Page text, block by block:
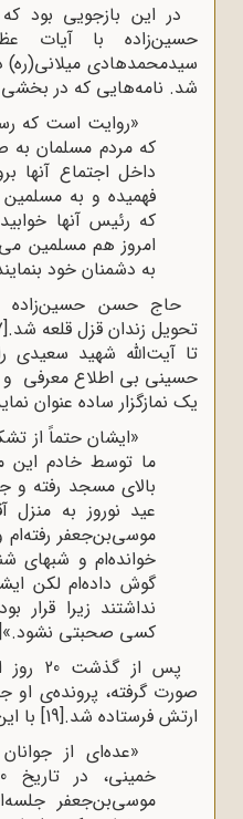
در این بازجویی بود
حسین‌زاده با آیات
شد. نامه‌هایی که در بخشی
«روایت است که
که مردم مسلمان به
داخل اجتماع آنها
فهمیده و به
که رئیس آنها
امروز هم مسلمین
به دشمنان خود
حاج حسن حسین‌زاده
تحویل زندان قزل قلعه شد.
تا آیت‌الله شهید سعیدی
حسینی بی اطلاع معرفی و
یک نمازگزار ساده عنوان
«ایشان حتماً از
ما توسط خادم
بالای مسجد رفته و
عید نوروز به
موسی‌بن‌جعفر
خوانده‌ام و شبهای
گوش داده‌ام لکن
نداشتند زیرا
کسی صحبتی نشود.»
پس
صورت گرفته، پرونده‌ی
ارتش فرستاده شد.[19] با
«عده‌ای از
موسی‌بن‌جعفر